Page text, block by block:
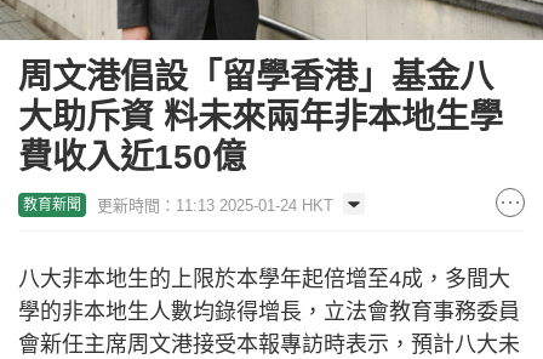
周文港倡設「留學香港」基金八
大助斥資 料未來兩年非本地生學
費收入近150億
教育新聞 更新時間：11:13 2025-01-24 HKT
八大非本地生的上限於本學年起倍增至4成，多間大
學的非本地生人數均錄得增長，立法會教育事務委員
會新任主席周文港接受本報專訪時表示，預計八大未